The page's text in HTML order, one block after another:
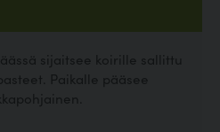
sijaitsee koirille sallittu
Paikalle pääsee